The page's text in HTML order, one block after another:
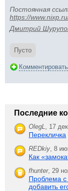
Постоянная
https://
Дмитрий
Пусто
Комментировать
Последние
OlegL, 17
Перекличка
REDkiy, 8
Как
fhunter, 29
Проблема с
добавить